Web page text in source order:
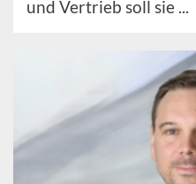
und Vertrieb soll sie ...